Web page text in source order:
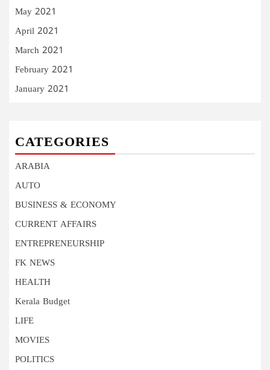
May 2021
April 2021
March 2021
February 2021
January 2021
CATEGORIES
ARABIA
AUTO
BUSINESS & ECONOMY
CURRENT AFFAIRS
ENTREPRENEURSHIP
FK NEWS
HEALTH
Kerala Budget
LIFE
MOVIES
POLITICS